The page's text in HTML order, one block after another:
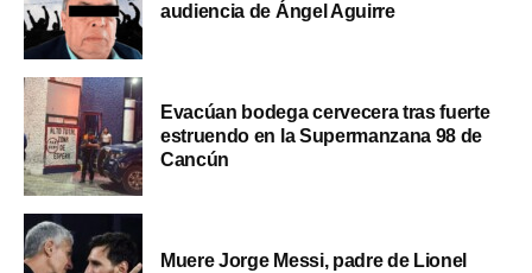
audiencia de Ángel Aguirre
Evacúan bodega cervecera tras fuerte
estruendo en la Supermanzana 98 de
Cancún
Muere Jorge Messi, padre de Lionel